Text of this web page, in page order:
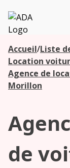
ADA
Accueil/Liste
Location
Agence de
Morillon
de
Les
agences à
proximité
Commencez
votre
recherche
pour voir les